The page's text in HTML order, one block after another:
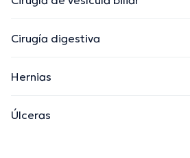
Cirugía digestiva
Hernias
Úlceras